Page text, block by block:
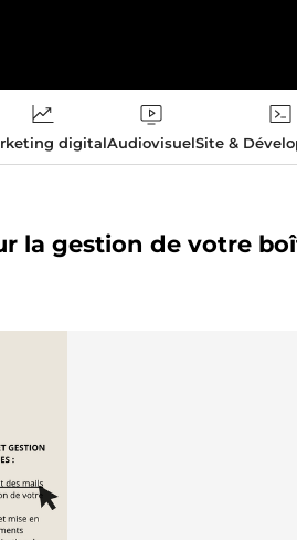
digitalAudiovisuelSite &
la gestion de votre